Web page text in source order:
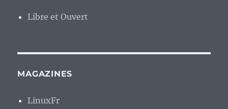
Libre et Ouvert
MAGAZINES
LinuxFr